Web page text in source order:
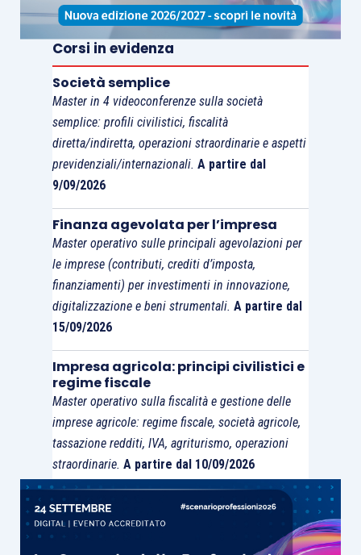
Corsi in evidenza
Società semplice
Master in 4 videoconferenze sulla società
semplice: profili civilistici, fiscalità
diretta/indiretta, operazioni straordinarie e aspetti
previdenziali/internazionali. A partire dal
9/09/2026
Finanza agevolata per l’impresa
Master operativo sulle principali agevolazioni per
le imprese (contributi, crediti d’imposta,
finanziamenti) per investimenti in innovazione,
digitalizzazione e beni strumentali. A partire dal
15/09/2026
Impresa agricola: principi civilistici e
regime fiscale
Master operativo sulla fiscalità e gestione delle
imprese agricole: regime fiscale, società agricole,
tassazione redditi, IVA, agriturismo, operazioni
straordinarie. A partire dal 10/09/2026